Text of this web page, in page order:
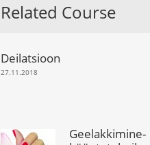
Related Course
Deilatsioon
27.11.2018
Geelakkimine-